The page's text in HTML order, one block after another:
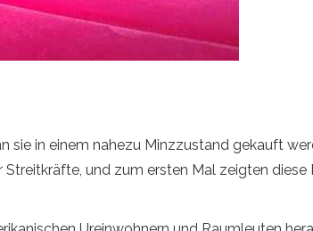
in einem nahezu Minzzustand gekauft
und zum ersten Mal zeigten diese